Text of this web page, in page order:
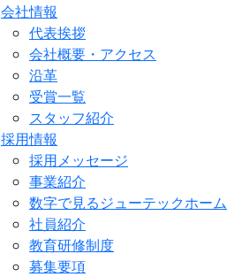
会社情報
代表挨拶
会社概要・アクセス
沿革
受賞一覧
スタッフ紹介
採用情報
採用メッセージ
事業紹介
数字で見るジューテックホーム
社員紹介
教育研修制度
募集要項